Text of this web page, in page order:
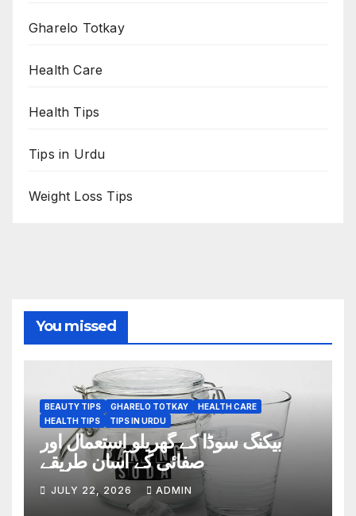
Gharelo Totkay
Health Care
Health Tips
Tips in Urdu
Weight Loss Tips
You missed
BEAUTY TIPS GHARELO TOTKAY
HEALTH CARE
HEALTH TIPS
TIPS IN URDU
بیکنگ سوڈا کے گھریلو استعمال اور
صفائی کے آسان طریقے
JULY 22, 2026 ADMIN